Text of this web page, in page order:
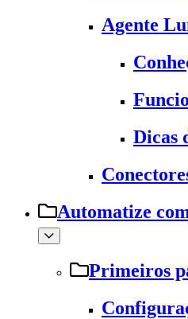
Agente
Dicas
Automatize
Primeiros